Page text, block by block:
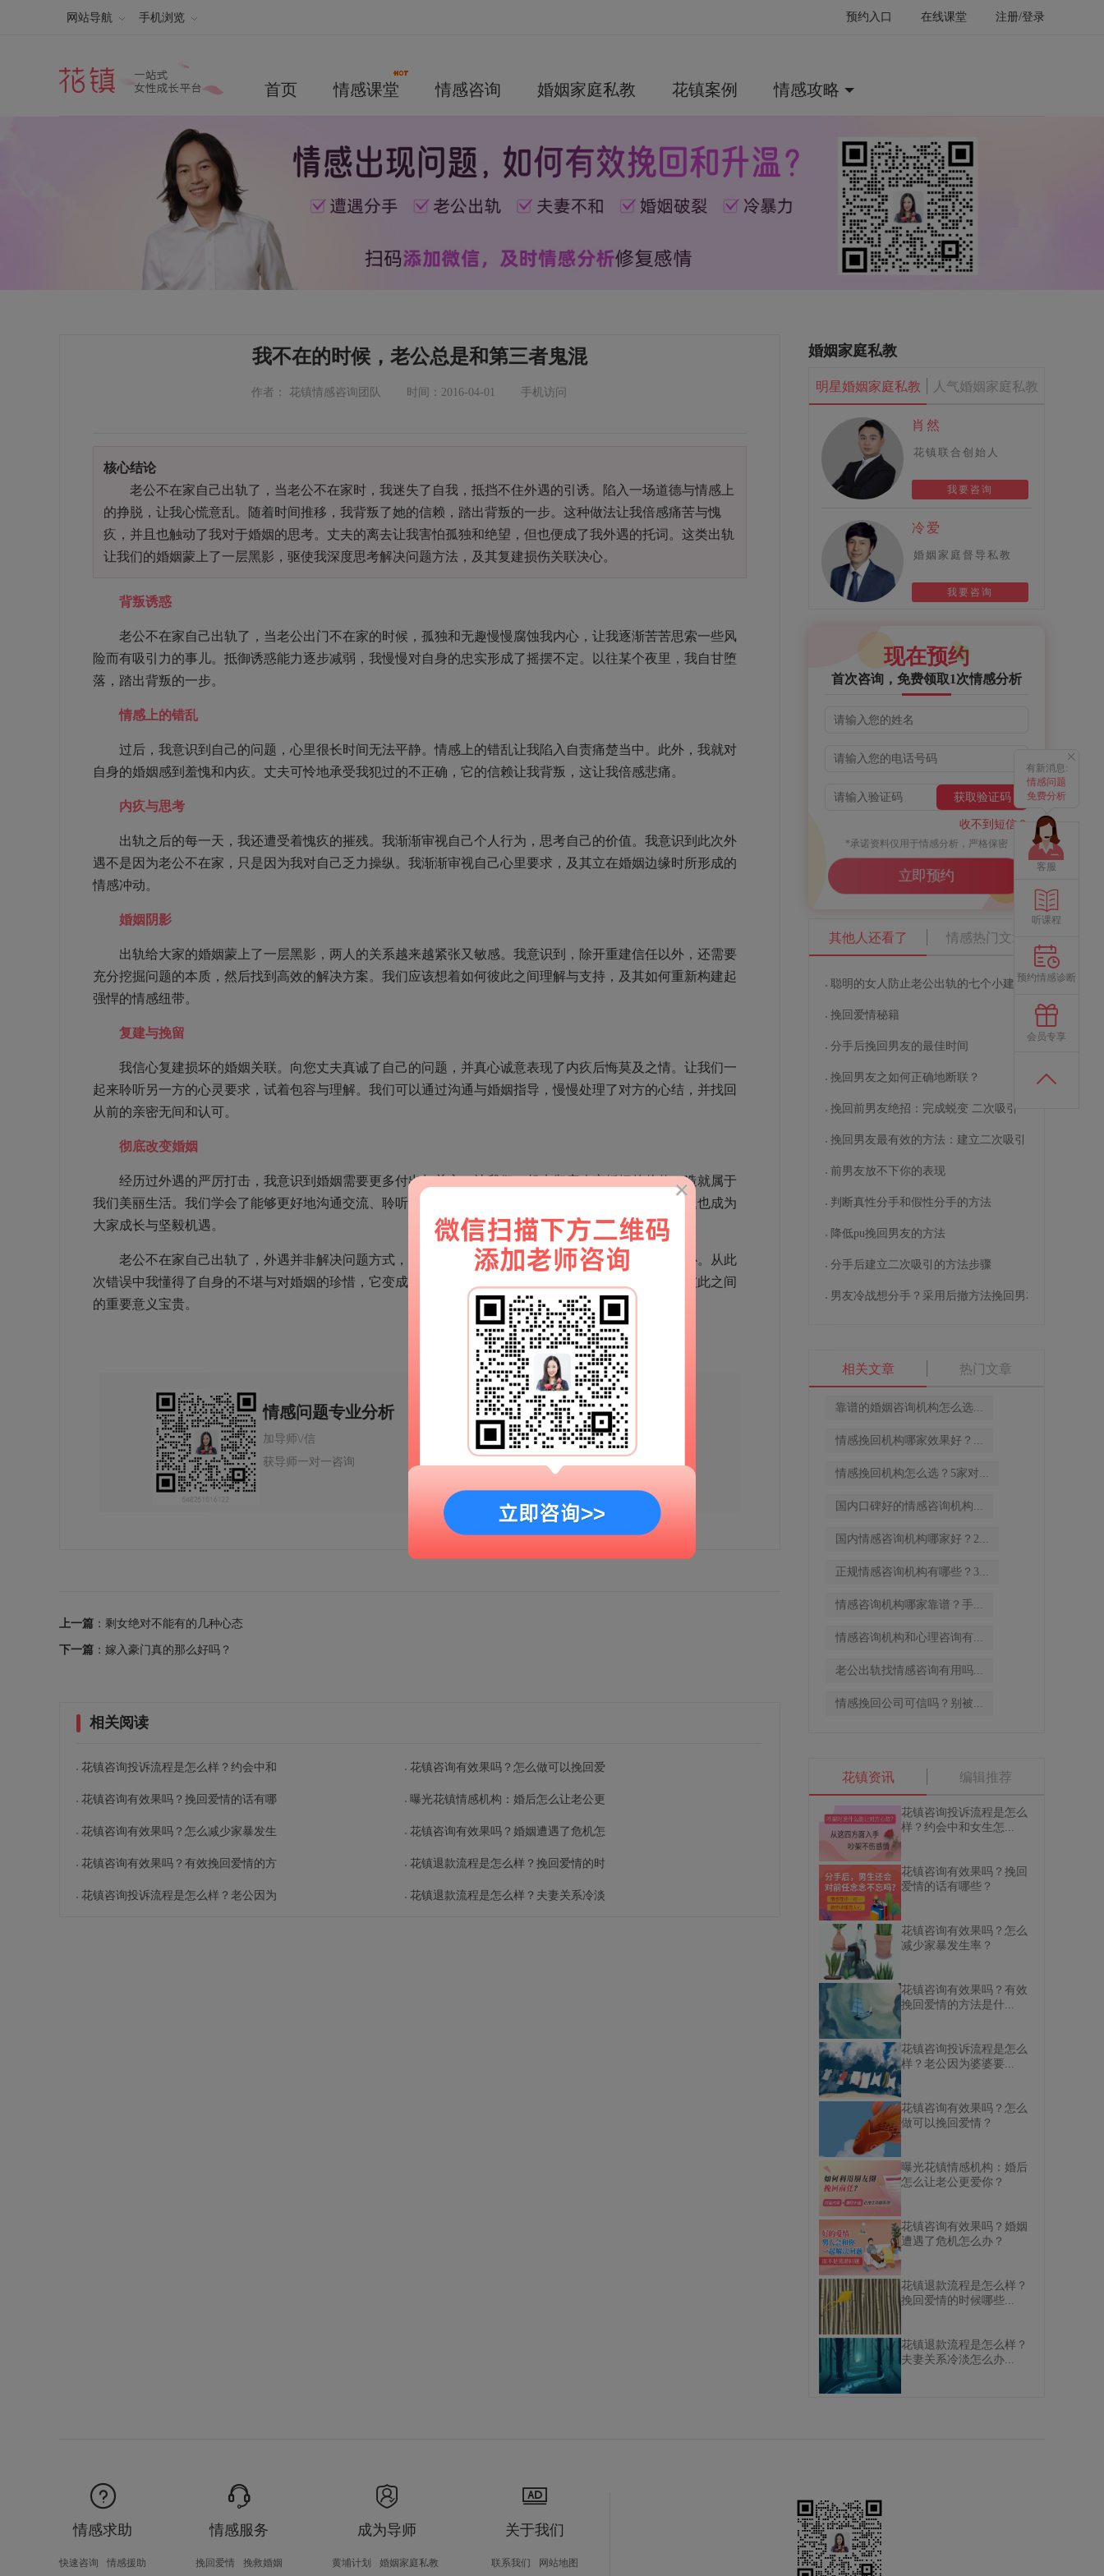
预约入口 在线课堂 注册/登录
网站导航 手机浏览
首页 情感课堂 情感咨询 婚姻家庭私教 花镇案例 情感攻略
我不在的时候，老公总是和第三者鬼混
作者： 花镇情感咨询团队 时间：2016-04-01 手机访问
核心结论
老公不在家自己出轨了，当老公不在家时，我迷失了自我，抵挡不住外遇的引诱。陷入一场道德与情感上
的挣脱，让我心慌意乱。随着时间推移，我背叛了她的信赖，踏出背叛的一步。这种做法让我倍感痛苦与愧
疚，并且也触动了我对于婚姻的思考。丈夫的离去让我害怕孤独和绝望，但也便成了我外遇的托词。这类出轨
让我们的婚姻蒙上了一层黑影，驱使我深度思考解决问题方法，及其复建损伤关联决心。
背叛诱惑
老公不在家自己出轨了，当老公出门不在家的时候，孤独和无趣慢慢腐蚀我内心，让我逐渐苦苦思索一些风
险而有吸引力的事儿。抵御诱惑能力逐步减弱，我慢慢对自身的忠实形成了摇摆不定。以往某个夜里，我自甘堕
落，踏出背叛的一步。
情感上的错乱
过后，我意识到自己的问题，心里很长时间无法平静。情感上的错乱让我陷入自责痛楚当中。此外，我就对
自身的婚姻感到羞愧和内疚。丈夫可怜地承受我犯过的不正确，它的信赖让我背叛，这让我倍感悲痛。
内疚与思考
出轨之后的每一天，我还遭受着愧疚的摧残。我渐渐审视自己个人行为，思考自己的价值。我意识到此次外
遇不是因为老公不在家，只是因为我对自己乏力操纵。我渐渐审视自己心里要求，及其立在婚姻边缘时所形成的
情感冲动。
婚姻阴影
出轨给大家的婚姻蒙上了一层黑影，两人的关系越来越紧张又敏感。我意识到，除开重建信任以外，还需要
充分挖掘问题的本质，然后找到高效的解决方案。我们应该想着如何彼此之间理解与支持，及其如何重新构建起
强悍的情感纽带。
复建与挽留
我信心复建损坏的婚姻关联。向您丈夫真诚了自己的问题，并真心诚意表现了内疚后悔莫及之情。让我们一
起来聆听另一方的心灵要求，试着包容与理解。我们可以通过沟通与婚姻指导，慢慢处理了对方的心结，并找回
从前的亲密无间和认可。
彻底改变婚姻
经历过外遇的严厉打击，我意识到婚姻需要更多付出与关心。让我们一起来彻底改变婚姻的价值，造就属于
我们美丽生活。我们学会了能够更好地沟通交流、聆听和让步，及其彼此理解和支持。婚姻里的瓶颈问题也成为
大家成长与坚毅机遇。
老公不在家自己出轨了，外遇并非解决问题方式，不但会损伤另一半，更容易深深地损害自己的内心。从此
次错误中我懂得了自身的不堪与对婚姻的珍惜，它变成了大家婚姻发展的一个大转折，让我们更为懂了彼此之间
的重要意义宝贵。
情感问题专业分析
加导师\/信
获导师一对一咨询
移动端官网
扫一扫
上一篇 ：剩女绝对不能有的几种心态
下一篇 ：嫁入豪门真的那么好吗？
相关阅读
花镇咨询投诉流程是怎么样？约会中和
花镇咨询有效果吗？挽回爱情的话有哪
花镇咨询有效果吗？怎么减少家暴发生
花镇咨询有效果吗？有效挽回爱情的方
花镇咨询投诉流程是怎么样？老公因为
花镇咨询有效果吗？怎么做可以挽回爱
曝光花镇情感机构：婚后怎么让老公更
花镇咨询有效果吗？婚姻遭遇了危机怎
花镇退款流程是怎么样？挽回爱情的时
花镇退款流程是怎么样？夫妻关系冷淡
婚姻家庭私教
明星婚姻家庭私教 人气婚姻家庭私教
肖然
花镇联合创始人
我要咨询
冷爱
婚姻家庭督导私教
我要咨询
现在预约
首次咨询，免费领取1次情感分析
获取验证码
收不到短信？
*承诺资料仅用于情感分析，严格保密
立即预约
其他人还看了 情感热门文章
聪明的女人防止老公出轨的七个小建议
挽回爱情秘籍
分手后挽回男友的最佳时间
挽回男友之如何正确地断联？
挽回前男友绝招：完成蜕变 二次吸引
挽回男友最有效的方法：建立二次吸引
前男友放不下你的表现
判断真性分手和假性分手的方法
降低pu挽回男友的方法
分手后建立二次吸引的方法步骤
男友冷战想分手？采用后撤方法挽回男友
相关文章 热门文章
靠谱的婚姻咨询机构怎么选...
情感挽回机构哪家效果好？...
情感挽回机构怎么选？5家对...
国内口碑好的情感咨询机构...
国内情感咨询机构哪家好？2...
正规情感咨询机构有哪些？3...
情感咨询机构哪家靠谱？手...
情感咨询机构和心理咨询有...
老公出轨找情感咨询有用吗...
情感挽回公司可信吗？别被...
花镇资讯 编辑推荐
花镇咨询投诉流程是怎么
样？约会中和女生怎...
花镇咨询有效果吗？挽回
爱情的话有哪些？
花镇咨询有效果吗？怎么
减少家暴发生率？
花镇咨询有效果吗？有效
挽回爱情的方法是什...
花镇咨询投诉流程是怎么
样？老公因为婆婆要...
花镇咨询有效果吗？怎么
做可以挽回爱情？
曝光花镇情感机构：婚后
怎么让老公更爱你？
花镇咨询有效果吗？婚姻
遭遇了危机怎么办？
花镇退款流程是怎么样？
挽回爱情的时候哪些...
花镇退款流程是怎么样？
夫妻关系冷淡怎么办...
情感求助
快速咨询 情感援助
情感服务
挽回爱情 挽救婚姻
成为导师
黄埔计划 婚姻家庭私教
关于我们
联系我们 网站地图
有新消息:
情感问题
免费分析
客服
听课程
预约情感诊断
会员专享